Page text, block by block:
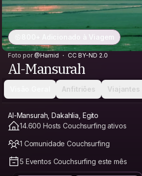
800+ Adicionado à Viagem
Foto por@Hamid CC BY-ND 2.0
Al-Mansurah
Anfitriões Viajantes
Al-Mansurah, Dakahlia, Egito
14.600 Hosts Couchsurfing ativos
1 Comunidade Couchsurfing
5 Eventos Couchsurfing este mês